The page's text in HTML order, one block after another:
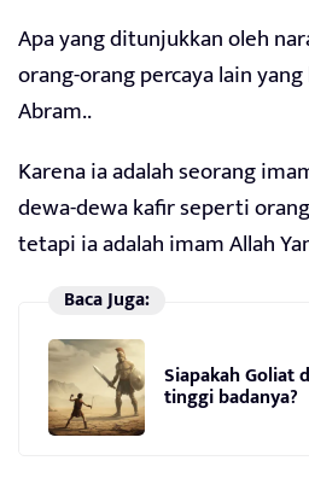
Apa yang ditunjukkan oleh
orang-orang percaya lain
Abram..
Karena ia adalah seorang
dewa-dewa kafir seperti
tetapi ia adalah imam Allah
Baca Juga:
Siapakah Goliat
tinggi badanya?